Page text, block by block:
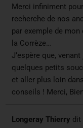
Merci infiniment
recherche de nos
par exemple de mon
la Corrèze…
J’espère que,
quelques petits
et aller plus loin
conseils ! Merci,
Longeray Thierry dit